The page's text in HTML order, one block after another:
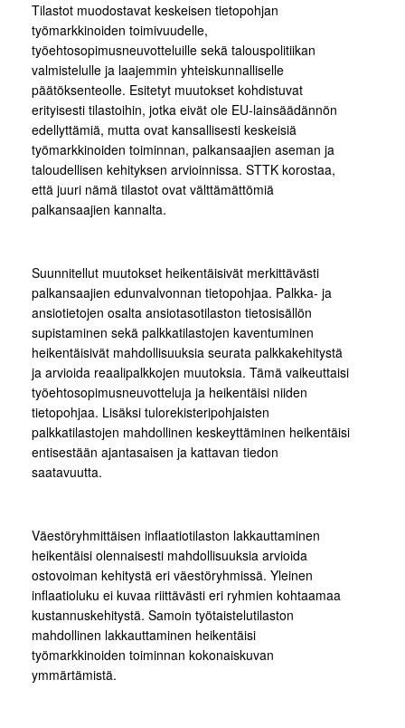
Tilastot muodostavat keskeisen tietopohjan
työmarkkinoiden toimivuudelle,
työehtosopimusneuvotteluille sekä talouspolitiikan
valmistelulle ja laajemmin yhteiskunnalliselle
päätöksenteolle. Esitetyt muutokset kohdistuvat
erityisesti tilastoihin, jotka eivät ole EU-lainsäädännön
edellyttämiä, mutta ovat kansallisesti keskeisiä
työmarkkinoiden toiminnan, palkansaajien aseman ja
taloudellisen kehityksen arvioinnissa. STTK korostaa,
että juuri nämä tilastot ovat välttämättömiä
palkansaajien kannalta.
Suunnitellut muutokset heikentäisivät merkittävästi
palkansaajien edunvalvonnan tietopohjaa. Palkka- ja
ansiotietojen osalta ansiotasotilaston tietosisällön
supistaminen sekä palkkatilastojen kaventuminen
heikentäisivät mahdollisuuksia seurata palkkakehitystä
ja arvioida reaalipalkkojen muutoksia. Tämä vaikeuttaisi
työehtosopimusneuvotteluja ja heikentäisi niiden
tietopohjaa. Lisäksi tulorekisteripohjaisten
palkkatilastojen mahdollinen keskeyttäminen heikentäisi
entisestään ajantasaisen ja kattavan tiedon
saatavuutta.
Väestöryhmittäisen inflaatiotilaston lakkauttaminen
heikentäisi olennaisesti mahdollisuuksia arvioida
ostovoiman kehitystä eri väestöryhmissä. Yleinen
inflaatioluku ei kuvaa riittävästi eri ryhmien kohtaamaa
kustannuskehitystä. Samoin työtaistelutilaston
mahdollinen lakkauttaminen heikentäisi
työmarkkinoiden toiminnan kokonaiskuvan
ymmärtämistä.